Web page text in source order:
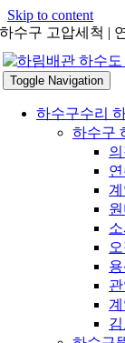
Skip to content
하수구 고압세척 |
Toggle Navigation
하수구수리
하수구